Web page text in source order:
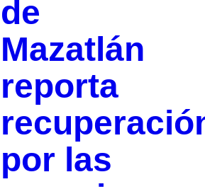
de
Mazatlán
reporta
por las